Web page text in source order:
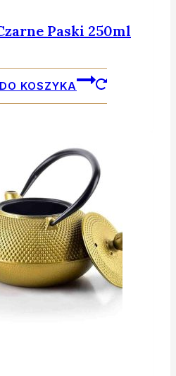
Paski 250ml
KOSZYKA